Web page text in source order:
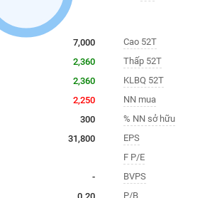
7,000
2,360
2,360
2,250
300
31,800
-
0.20
Cao 52T
Thấp 52T
KLBQ 52T
NN mua
% NN sở hữu
EPS
F P/E
BVPS
P/B